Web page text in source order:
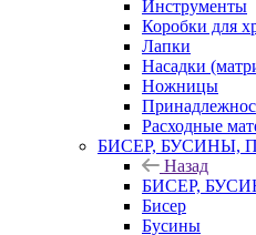
Инструменты
Коробки для
Лапки
Насадки
Ножницы
Расходные
БИСЕР, БУСИНЫ,
Назад
БИСЕР,
Бисер
Бусины